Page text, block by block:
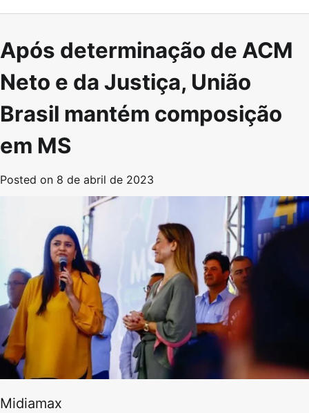
Após determinação de ACM
Neto e da Justiça, União
Brasil mantém composição
em MS
Posted on 8 de abril de 2023
Midiamax